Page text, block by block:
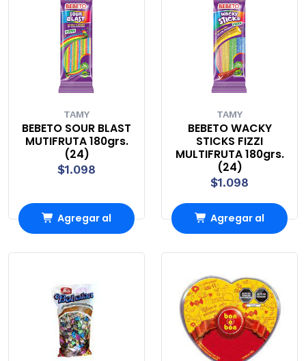
TAMY
BEBETO SOUR BLAST
MUTIFRUTA 180grs.
(24)
$1.098
Agregar al
TAMY
BEBETO WACKY
STICKS FIZZI
MULTIFRUTA 180grs.
(24)
$1.098
Agregar al